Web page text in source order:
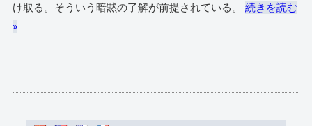
け取る。そういう暗黙の了解が前提されている。 続きを読む
»